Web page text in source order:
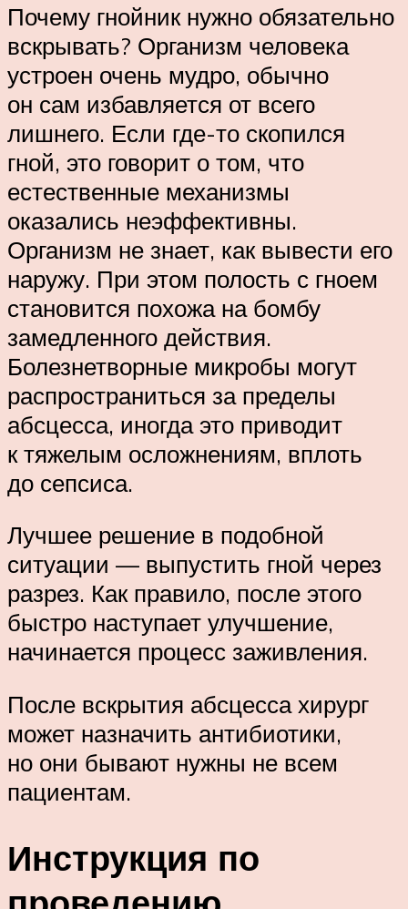
Почему гнойник нужно обязательно
вскрывать? Организм человека
устроен очень мудро, обычно
он сам избавляется от всего
лишнего. Если где-то скопился
гной, это говорит о том, что
естественные механизмы
оказались неэффективны.
Организм не знает, как вывести его
наружу. При этом полость с гноем
становится похожа на бомбу
замедленного действия.
Болезнетворные микробы могут
распространиться за пределы
абсцесса, иногда это приводит
к тяжелым осложнениям, вплоть
до сепсиса.
Лучшее решение в подобной
ситуации — выпустить гной через
разрез. Как правило, после этого
быстро наступает улучшение,
начинается процесс заживления.
После вскрытия абсцесса хирург
может назначить антибиотики,
но они бывают нужны не всем
пациентам.
Инструкция по